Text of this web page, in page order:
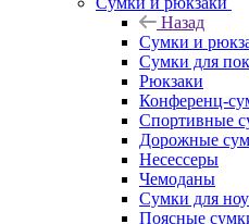
Назад
Сумки и
Сумки для
Рюкзаки
Конференц-
Спортивные
Дорожные
Несессеры
Чемоданы
Сумки для
Поясные